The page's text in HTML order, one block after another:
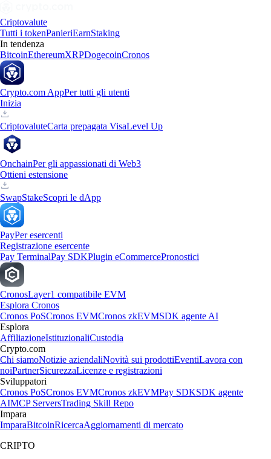
Criptovalute
Tutti i tokenPanieriEarnStaking
In tendenza
BitcoinEthereumXRPDogecoinCronos
Crypto.com AppPer tutti gli utenti
Inizia
CriptovaluteCarta prepagata VisaLevel Up
OnchainPer gli appassionati di Web3
Ottieni estensione
SwapStakeScopri le dApp
PayPer esercenti
Registrazione esercente
Pay TerminalPay SDKPlugin eCommercePronostici
CronosLayer1 compatibile EVM
Esplora Cronos
Cronos PoSCronos EVMCronos zkEVMSDK agente AI
Esplora
AffiliazioneIstituzionaliCustodia
Crypto.com
Chi siamoNotizie aziendaliNovità sui prodottiEventiLavora con
noiPartnerSicurezzaLicenze e registrazioni
Sviluppatori
Cronos PoSCronos EVMCronos zkEVMPay SDKSDK agente
AIMCP ServersTrading Skill Repo
Impara
ImparaBitcoinRicercaAggiornamenti di mercato
CRIPTO